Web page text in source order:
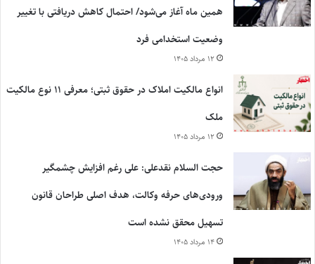
همین ماه آغاز می‌شود/ احتمال کاهش دریافتی با تغییر
وضعیت استخدامی فرد
۱۲ مرداد ۱۴۰۵
انواع مالکیت املاک در حقوق ثبتی؛ معرفی ۱۱ نوع مالکیت
ملک
۱۲ مرداد ۱۴۰۵
حجت السلام نقدعلی: علی رغم افزایش چشمگیر
ورودی‌های حرفه وکالت، هدف اصلی طراحان قانون
تسهیل محقق نشده است
۱۴ مرداد ۱۴۰۵